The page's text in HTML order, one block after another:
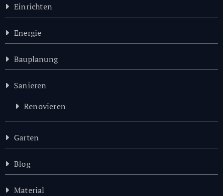
Einrichten
Energie
Bauplanung
Sanieren
Renovieren
Garten
Blog
Material